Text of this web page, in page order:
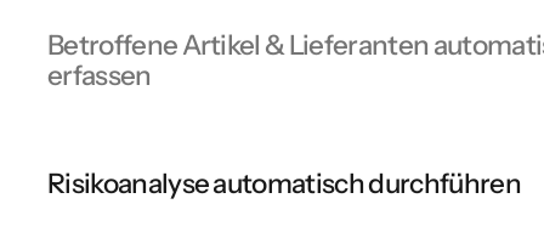
Betroffene Artikel & Lieferanten
erfassen
Excel-Listen, ohne manuelle Übergabe. Einmal angebunden,
Artikelstamm und Lieferantenstamm automatisch ins System,
Risikoanalyse automatisch durchführen